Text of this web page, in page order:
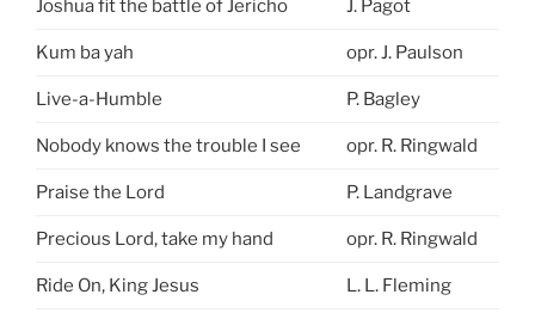
Joshua fit the battle of Jericho J. Pagot
Kum ba yah opr. J. Paulson
Live-a-Humble P. Bagley
Nobody knows the trouble I see opr. R. Ringwald
Praise the Lord P. Landgrave
Precious Lord, take my hand opr. R. Ringwald
Ride On, King Jesus L. L. Fleming